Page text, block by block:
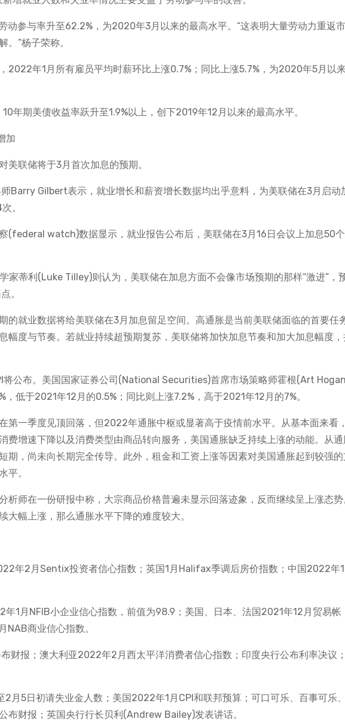
动参与率升至62.2%，为2020年3月以来的最高水平。“这表明大量劳动力重返
。”杨子荣称。
2022年1月所有雇员平均时薪环比上涨0.7%；同比上涨5.7%，为2020年5月以
年期美债收益率跃升至1.9%以上，创下2019年12月以来的最高水平。
加
美联储将于3月首次加息的预期。
Barry Gilbert表示，就业增长和薪资增长数据均出乎意料，为美联储在3月启动
。
(federal watch)数据显示，就业报告公布后，美联储在3月16日会议上加息50
蒂利(Luke Tilley)则认为，美联储在加息方面不会像市场预期的那样“激进”，
。
的就业数据将给美联储在3月加息留足空间。高通胀是当前美联储面临的首要任
幅度与节奏。若就业持续超预期复苏，美联储将加快加息节奏和加大加息幅度
公布。美国国家证券公司(National Securities)首席市场策略师霍根(Art
低于2021年12月的0.5%；同比则上涨7.2%，高于2021年12月的7%。
第一季度见顶回落，但2022年通胀中枢或显著高于疫情前水平。从基本面来看
费增速下降以及消费类型由商品转向服务，美国通胀缺乏持续上涨的动能。从
期，尚未向长期完全传导。此外，租金和工资上涨等因素对美国通胀起到较强的
平。
析师在一份研报中称，大宗商品价格普遍未显示回落迹象，反而继续呈上涨态
大幅上涨，那么通胀水平下降的难度较大。
年2月Sentix投资者信心指数；英国1月Halifax季调后房价指数；中国2022年
1月NFIB小企业信心指数，前值为98.9；美国、日本、法国2021年12月贸易帐
NAB商业信心指数。
财报；澳大利亚2022年2月西太平洋消费者信心指数；印度央行公布利率决议
2月5日初请失业金人数；美国2022年1月CPI和联邦预算；可口可乐、百事可乐
布财报；英国央行行长贝利(Andrew Bailey)发表讲话。